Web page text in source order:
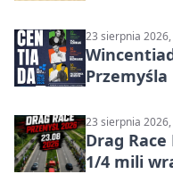
23 sierpnia
Przemyśla
23 sierpnia
Drag
1/4 mili